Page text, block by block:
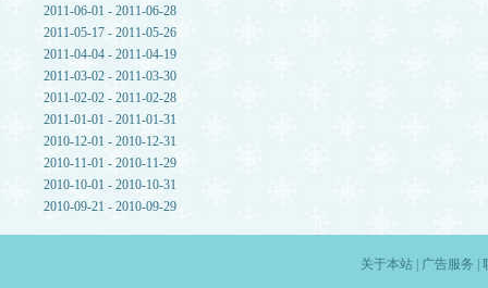
2011-06-01 - 2011-06-28
2011-05-17 - 2011-05-26
2011-04-04 - 2011-04-19
2011-03-02 - 2011-03-30
2011-02-02 - 2011-02-28
2011-01-01 - 2011-01-31
2010-12-01 - 2010-12-31
2010-11-01 - 2010-11-29
2010-10-01 - 2010-10-31
2010-09-21 - 2010-09-29
关于本站| 广告服务